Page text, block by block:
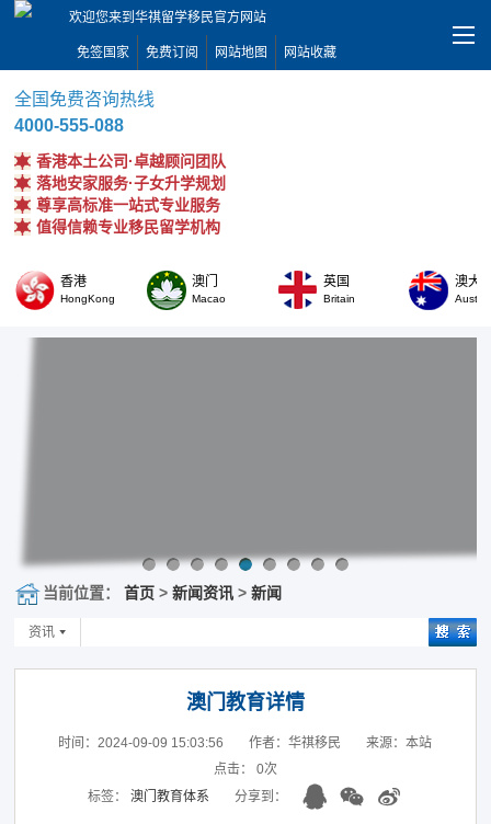
欢迎您来到华祺留学移民官方网站
免签国家 免费订阅 网站地图 网站收藏
全国免费咨询热线
4000-555-088
香港本土公司·卓越顾问团队
落地安家服务·子女升学规划
尊享高标准一站式专业服务
值得信赖专业移民留学机构
香港
HongKong
澳门
Macao
英国
Britain
澳大
当前位置： 首页 >新闻资讯 >新闻
资讯
澳门教育详情
时间：2024-09-09 15:03:56 作者：华祺移民
来源：本站
点击： 0次
标签：澳门教育体系 分享到：